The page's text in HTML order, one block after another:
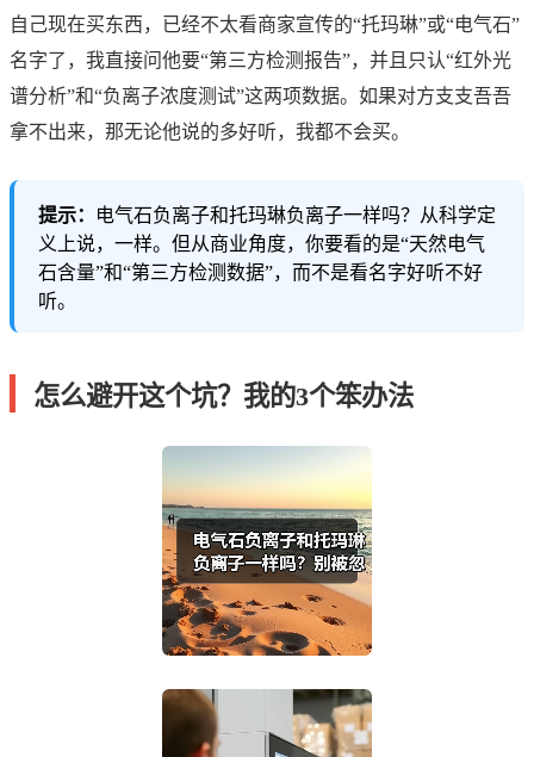
自己现在买东西，已经不太看商家宣传的“托玛琳”或“电气石”
名字了，我直接问他要“第三方检测报告”，并且只认“红外光
谱分析”和“负离子浓度测试”这两项数据。如果对方支支吾吾
拿不出来，那无论他说的多好听，我都不会买。
提示：
电气石负离子和托玛琳负离子一样吗？从科学定
义上说，一样。但从商业角度，你要看的是“天然电气
石含量”和“第三方检测数据”，而不是看名字好听不好
听。
怎么避开这个坑？我的3个笨办法